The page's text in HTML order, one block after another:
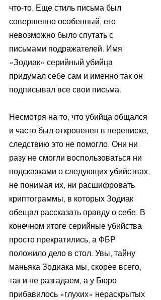
что-то. Еще стиль письма был
совершенно особенный, его
невозможно было спутать с
письмами подражателей. Имя
«Зодиак» серийный убийца
придумал себе сам и именно так он
подписывал все свои письма.
Несмотря на то, что убийца общался
и часто был откровенен в переписке,
следствию это не помогло. Они ни
разу не смогли воспользоваться ни
подсказками о следующих убийствах,
не понимая их, ни расшифровать
криптограммы, в которых Зодиак
обещал рассказать правду о себе. В
конечном итоге серийные убийства
просто прекратились, а ФБР
положило дело в стол. Увы, тайну
маньяка Зодиака мы, скорее всего,
так и не разгадаем, а у Бюро
прибавилось «глухих» нераскрытых